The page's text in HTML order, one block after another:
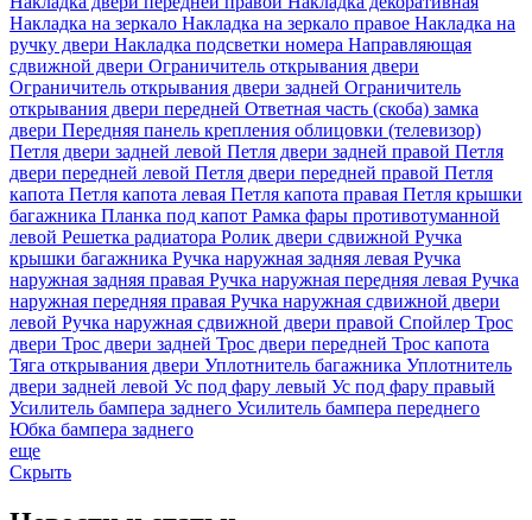
Накладка на зеркало Накладка на зеркало правое Накладка на
ручку двери Накладка подсветки номера Направляющая
сдвижной двери Ограничитель открывания двери
Ограничитель открывания двери задней Ограничитель
открывания двери передней Ответная часть (скоба) замка
двери Передняя панель крепления облицовки (телевизор)
Петля двери задней левой Петля двери задней правой Петля
двери передней левой Петля двери передней правой Петля
капота Петля капота левая Петля капота правая Петля крышки
багажника Планка под капот Рамка фары противотуманной
левой Решетка радиатора Ролик двери сдвижной Ручка
крышки багажника Ручка наружная задняя левая Ручка
наружная задняя правая Ручка наружная передняя левая Ручка
наружная передняя правая Ручка наружная сдвижной двери
левой Ручка наружная сдвижной двери правой Спойлер Трос
двери Трос двери задней Трос двери передней Трос капота
Тяга открывания двери Уплотнитель багажника Уплотнитель
двери задней левой Ус под фару левый Ус под фару правый
Усилитель бампера заднего Усилитель бампера переднего
Юбка бампера заднего
еще
Скрыть